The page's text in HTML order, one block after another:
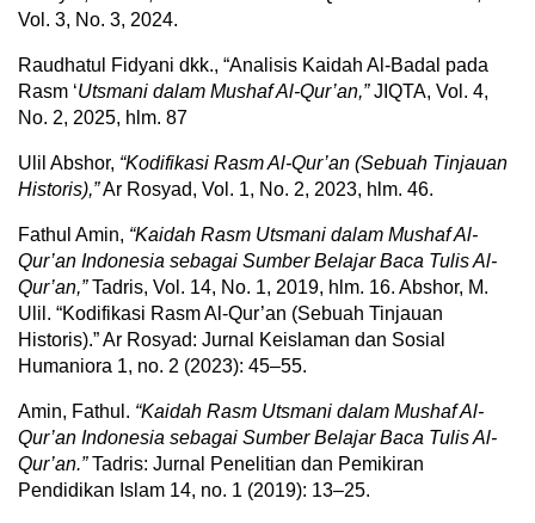
Vol. 3, No. 3, 2024.
Raudhatul Fidyani dkk., “Analisis Kaidah Al-Badal pada
Rasm ‘Utsmani dalam Mushaf Al-Qur’an,”JIQTA, Vol. 4,
No. 2, 2025, hlm. 87
Ulil Abshor, “Kodifikasi Rasm Al-Qur’an (Sebuah Tinjauan
Historis),”Ar Rosyad, Vol. 1, No. 2, 2023, hlm. 46.
Fathul Amin, “Kaidah Rasm Utsmani dalam Mushaf Al-
Qur’an Indonesia sebagai Sumber Belajar Baca Tulis Al-
Qur’an,”Tadris, Vol. 14, No. 1, 2019, hlm. 16. Abshor, M.
Ulil. “Kodifikasi Rasm Al-Qur’an (Sebuah Tinjauan
Historis).” Ar Rosyad: Jurnal Keislaman dan Sosial
Humaniora 1, no. 2 (2023): 45–55.
Amin, Fathul. “Kaidah Rasm Utsmani dalam Mushaf Al-
Qur’an Indonesia sebagai Sumber Belajar Baca Tulis Al-
Qur’an.”Tadris: Jurnal Penelitian dan Pemikiran
Pendidikan Islam 14, no. 1 (2019): 13–25.